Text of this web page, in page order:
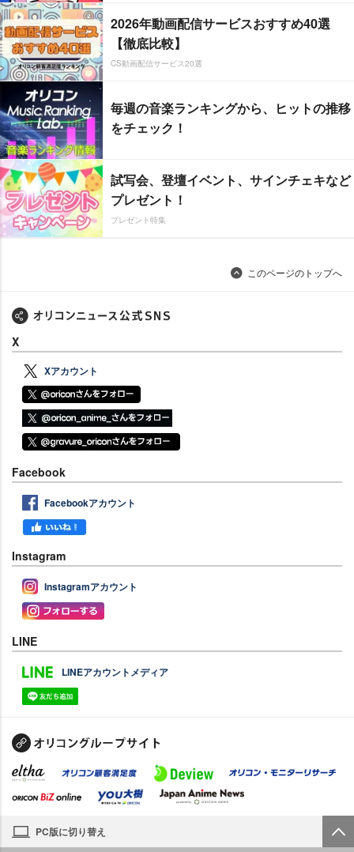
2026年動画配信サービスおすすめ40選
【徹底比較】
CS動画配信サービス20選
毎週の音楽ランキングから、ヒットの推移
をチェック！
試写会、登壇イベント、サインチェキなど
プレゼント！
プレゼント特集
このページのトップへ
X
Xアカウント
Facebook
Facebookアカウント
Instagram
Instagramアカウント
LINE
LINEアカウントメディア
PC版に切り替え